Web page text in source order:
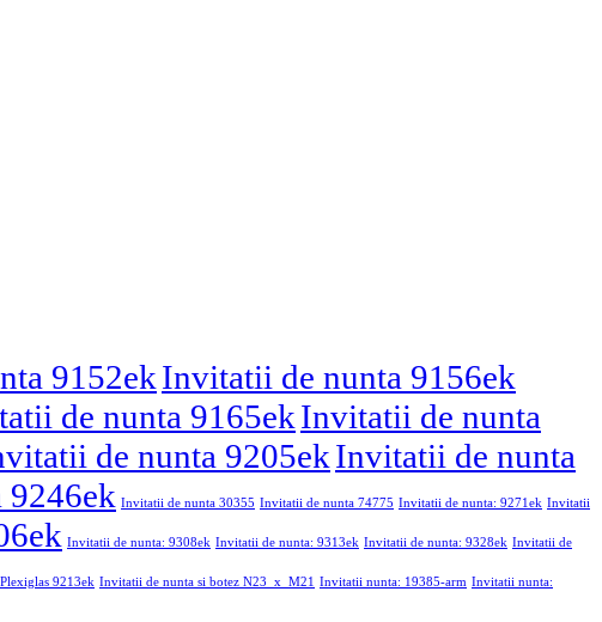
9152ekInvitatii de nunta 9156ek
de nunta 9165ekInvitatii de nunta
de nunta 9205ekInvitatii de nunta
Invitatii de nunta 30355 Invitatii de nunta 74775 Invitatii de nunta: 9271ek Invitatii
Invitatii de nunta: 9308ek Invitatii de nunta: 9313ek Invitatii de nunta: 9328ek Invitatii de
9213ek Invitatii de nunta si botez N23_x_M21 Invitatii nunta: 19385-arm Invitatii nunta: